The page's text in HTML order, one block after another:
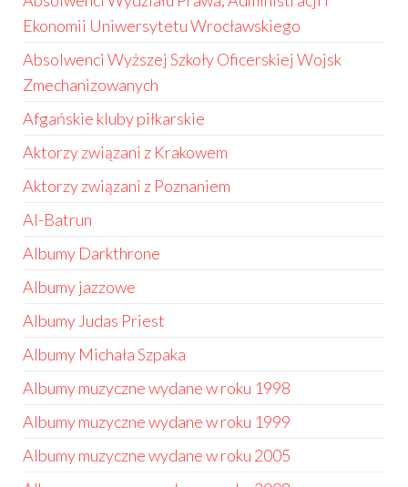
Ekonomii Uniwersytetu Wrocławskiego
Absolwenci Wyższej Szkoły Oficerskiej Wojsk
Zmechanizowanych
Afgańskie kluby piłkarskie
Aktorzy związani z Krakowem
Aktorzy związani z Poznaniem
Al-Batrun
Albumy Darkthrone
Albumy jazzowe
Albumy Judas Priest
Albumy Michała Szpaka
Albumy muzyczne wydane w roku 1998
Albumy muzyczne wydane w roku 1999
Albumy muzyczne wydane w roku 2005